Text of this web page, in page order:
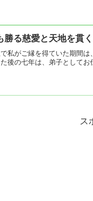
勝る慈愛と天地を貫
で私がご縁を得ていた期間
後の七年は、弟子として
ス